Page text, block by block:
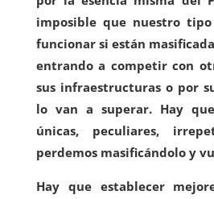
imposible que nuestro
funcionar si están
entrando a competir con
sus infraestructuras o por
lo van a superar. Hay
únicas, peculiares,
perdemos masificándolo y
Hay que establecer